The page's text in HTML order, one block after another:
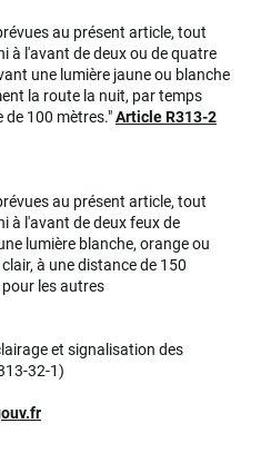
au présent article, tout
à l'avant de deux ou de quatre
une lumière jaune ou blanche
la route la nuit, par temps
de 100 mètres."Article R313-2
au présent article, tout
à l'avant de deux feux de
lumière blanche, orange ou
à une distance de 150
les autres
et signalisation des
32-1)